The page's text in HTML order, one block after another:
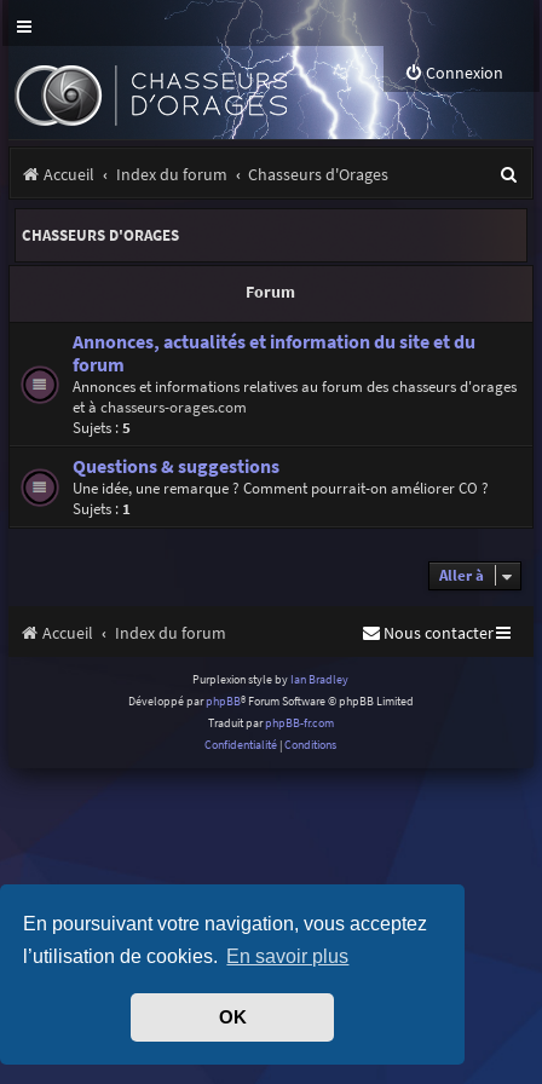
En poursuivant votre navigation, vous acceptez
l’utilisation de cookies. En savoir plus
OK
Connexion
Accueil Index du forum Chasseurs d'Orages
e
e
CHASSEURS D'ORAGES
Forum
Annonces, actualités et information du site et du
forum
Annonces et informations relatives au forum des chasseurs d'orages
et à chasseurs-orages.com
Sujets :5
Questions & suggestions
Une idée, une remarque ? Comment pourrait-on améliorer CO ?
Sujets : 1
Aller à
Accueil Index du forum Nous contacter
Purplexion style by Ian Bradley
Développé parphpBB® Forum Software © phpBB Limited
Traduit parphpBB-fr.com
Confidentialité |Conditions